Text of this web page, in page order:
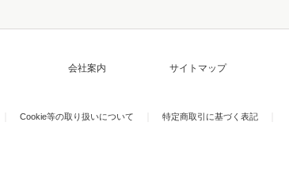
会社案内 サイトマップ
Cookie等の取り扱いについて
特定商取引に基づく表記